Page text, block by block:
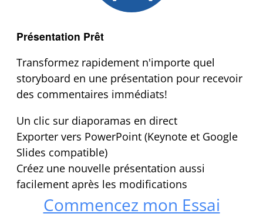
Présentation Prêt
Transformez rapidement n'importe quel
storyboard en une présentation pour recevoir
des commentaires immédiats!
Un clic sur diaporamas en direct
Exporter vers PowerPoint (Keynote et Google
Slides compatible)
Créez une nouvelle présentation aussi
facilement après les modifications
Commencez mon Essai